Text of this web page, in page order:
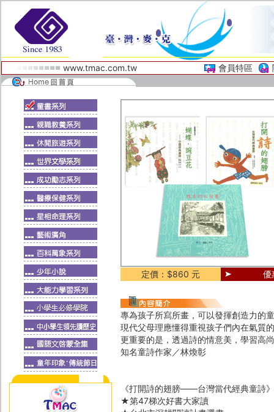
www.tmac.com.tw 會員特區
定價：$860 元 優
專為孩子所寫所畫，可以發揮創造力的
現代父母理應懂得重視孩子們內在氣質
更重要的是，透過詩的情意美，學習高
知名童詩作家／林煥彰
《打開詩的翅膀——台灣當代經典童詩》
★第47梯次好書大家讀